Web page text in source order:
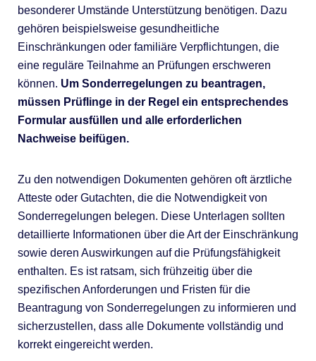
besonderer Umstände Unterstützung benötigen. Dazu
gehören beispielsweise gesundheitliche
Einschränkungen oder familiäre Verpflichtungen, die
eine reguläre Teilnahme an Prüfungen erschweren
können. Um Sonderregelungen zu beantragen,
müssen Prüflinge in der Regel ein entsprechendes
Formular ausfüllen und alle erforderlichen
Nachweise beifügen.
Zu den notwendigen Dokumenten gehören oft ärztliche
Atteste oder Gutachten, die die Notwendigkeit von
Sonderregelungen belegen. Diese Unterlagen sollten
detaillierte Informationen über die Art der Einschränkung
sowie deren Auswirkungen auf die Prüfungsfähigkeit
enthalten. Es ist ratsam, sich frühzeitig über die
spezifischen Anforderungen und Fristen für die
Beantragung von Sonderregelungen zu informieren und
sicherzustellen, dass alle Dokumente vollständig und
korrekt eingereicht werden.